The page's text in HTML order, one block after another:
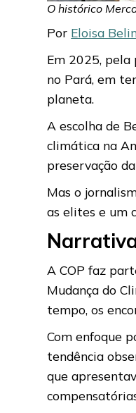
O histórico
Por Eloisa
Em 2025, pela
no Pará, em
planeta.
A escolha de
climática na
preservação
Mas o
as elites e um
A COP faz
Mudança do
tempo, os
Com enfoque
tendência
que